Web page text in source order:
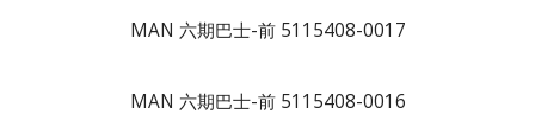
MAN 六期巴士-前 5115408-0017
MAN 六期巴士-前 5115408-0016